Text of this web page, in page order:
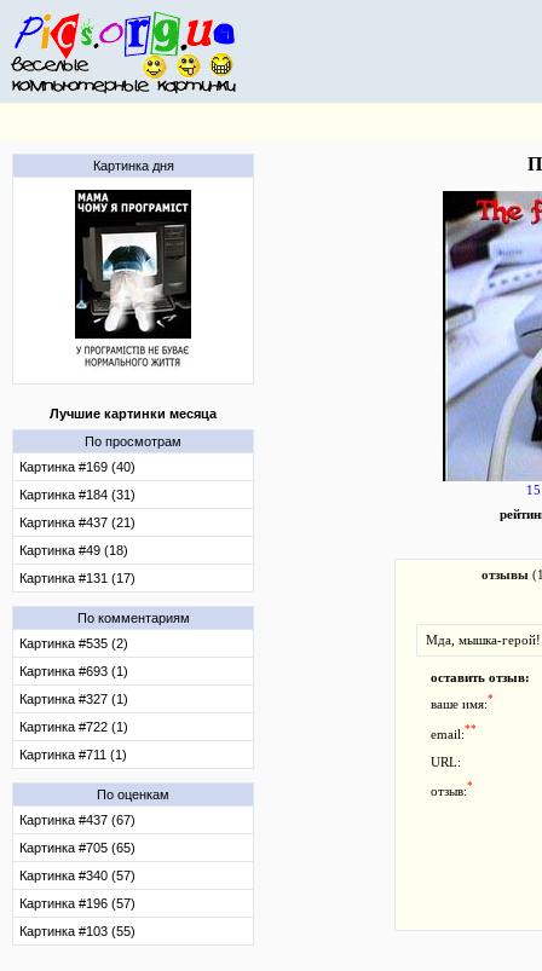
Картинка дня
Лучшие картинки месяца
По просмотрам
Картинка #169 (40)
Картинка #184 (31)
Картинка #437 (21)
Картинка #49 (18)
Картинка #131 (17)
По комментариям
Картинка #535 (2)
Картинка #693 (1)
Картинка #327 (1)
Картинка #722 (1)
Картинка #711 (1)
По оценкам
Картинка #437 (67)
Картинка #705 (65)
Картинка #340 (57)
Картинка #196 (57)
Картинка #103 (55)
отзывы
Мда, мышка-герой!
оставить отзыв:
ваше имя:*
email:**
URL:
отзыв:*